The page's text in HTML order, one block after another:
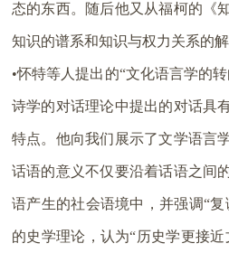
态的东西。随后他又从福柯的《
知识的谱系和知识与权力关系的
•怀特等人提出的“文化语言学的
诗学的对话理论中提出的对话具
特点。他向我们展示了文学语言
话语的意义不仅要沿着话语之间
语产生的社会语境中，并强调“
的史学理论，认为“历史学更接